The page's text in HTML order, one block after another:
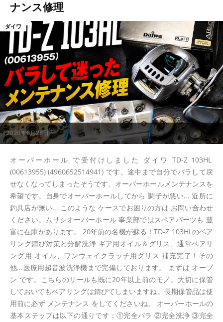
ナンス修理
2026年6月28日
ダイワ
オーバーホール で受付けしました ダイワ TD-Z 103HL
(00613955) (4960652514941) です。途中まで自分でバラして戻
せなくなってしまったそうです。オーバーホールメンテナンスを
希望です。自身でオーバーホールしてから 調子が悪い... 近所に
釣具店が無い... このような ケースでお困りの方は お問い合わせ
ください。ムサシオーバーホール 事業部ではスペアパーツも 豊
富に在庫があります。 20年前の名機が蘇る！TD-Z 103HLのベア
リング錆び対策と分解洗浄 ギア用オイル＆グリス、通常ベアリ
ング用 オイル、ワンウェイクラッチ用グリス 補充完了！その
他...医療用超音波洗浄機まで完備しております。 まずは オープ
ン です。こちらのリールも既に20年以上前のモノ。大切に保管
しておいてもベアリングは錆びてしまいますね。長期保管品は使
用前に必ず メンテナンス をしてくださいね。 オーバーホールの
基本ステップは以下の通りです：①完全バラ ②完全洗浄 ③完全